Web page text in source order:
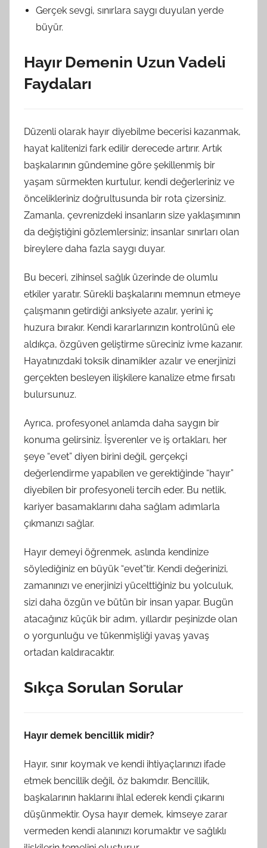
Gerçek sevgi, sınırlara saygı duyulan yerde
büyür.
Hayır Demenin Uzun Vadeli
Faydaları
Düzenli olarak hayır diyebilme becerisi kazanmak,
hayat kalitenizi fark edilir derecede artırır. Artık
başkalarının gündemine göre şekillenmiş bir
yaşam sürmekten kurtulur, kendi değerleriniz ve
öncelikleriniz doğrultusunda bir rota çizersiniz.
Zamanla, çevrenizdeki insanların size yaklaşımının
da değiştiğini gözlemlersiniz; insanlar sınırları olan
bireylere daha fazla saygı duyar.
Bu beceri, zihinsel sağlık üzerinde de olumlu
etkiler yaratır. Sürekli başkalarını memnun etmeye
çalışmanın getirdiği anksiyete azalır, yerini iç
huzura bırakır. Kendi kararlarınızın kontrolünü ele
aldıkça, özgüven geliştirme süreciniz ivme kazanır.
Hayatınızdaki toksik dinamikler azalır ve enerjinizi
gerçekten besleyen ilişkilere kanalize etme fırsatı
bulursunuz.
Ayrıca, profesyonel anlamda daha saygın bir
konuma gelirsiniz. İşverenler ve iş ortakları, her
şeye “evet” diyen birini değil, gerçekçi
değerlendirme yapabilen ve gerektiğinde “hayır”
diyebilen bir profesyoneli tercih eder. Bu netlik,
kariyer basamaklarını daha sağlam adımlarla
çıkmanızı sağlar.
Hayır demeyi öğrenmek, aslında kendinize
söylediğiniz en büyük “evet”tir. Kendi değerinizi,
zamanınızı ve enerjinizi yücelttiğiniz bu yolculuk,
sizi daha özgün ve bütün bir insan yapar. Bugün
atacağınız küçük bir adım, yıllardır peşinizde olan
o yorgunluğu ve tükenmişliği yavaş yavaş
ortadan kaldıracaktır.
Sıkça Sorulan Sorular
Hayır demek bencillik midir?
Hayır, sınır koymak ve kendi ihtiyaçlarınızı ifade
etmek bencillik değil, öz bakımdır. Bencillik,
başkalarının haklarını ihlal ederek kendi çıkarını
düşünmektir. Oysa hayır demek, kimseye zarar
vermeden kendi alanınızı korumaktır ve sağlıklı